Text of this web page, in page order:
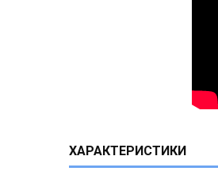
ХАРАКТЕРИСТИКИ